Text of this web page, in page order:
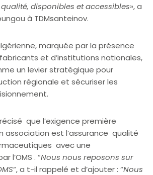
disponibles et accessibles», a
à TDMsanteinov.
marquée par la présence
et d’institutions nationales,
un levier stratégique pour
régionale et sécuriser les
que l’exigence première
association est l’assurance qualité
avec une
l’OMS . “Nous nous reposons sur
“, a t-il rappelé et d’ajouter : “Nous